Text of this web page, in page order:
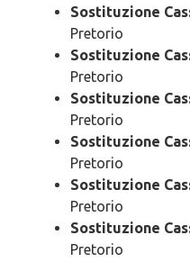
Sostituzione
Pretorio
Sostituzione
Pretorio
Sostituzione
Pretorio
Sostituzione
Pretorio
Sostituzione
Pretorio
Sostituzione
Pretorio